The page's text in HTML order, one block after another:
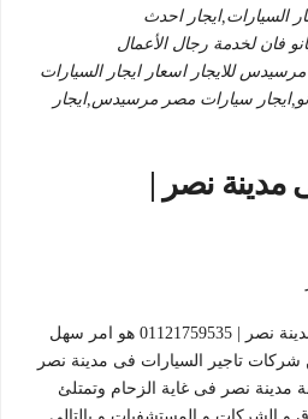
السيارات,ايجار احدث
فان لخدمة رجال الأعمال
للايجار اسعار ايجار السيارات
سيارات مصر مرسيدس,ايجار
مدينة نصر |
و بالتالي ايجار سيارات فى مدينة نصر | 01121759535 هو امر سهل
شركات تاجير السيارات فى مدينة نصر
نصر فى غاية الزحام وتمتلئ